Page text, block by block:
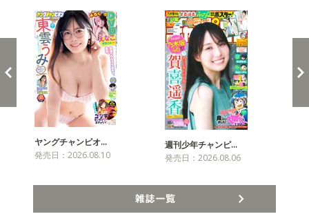
ヤングチャンピオ…
発売日：2026.08.10
週刊少年チャンピ…
発売日：2026.08.06